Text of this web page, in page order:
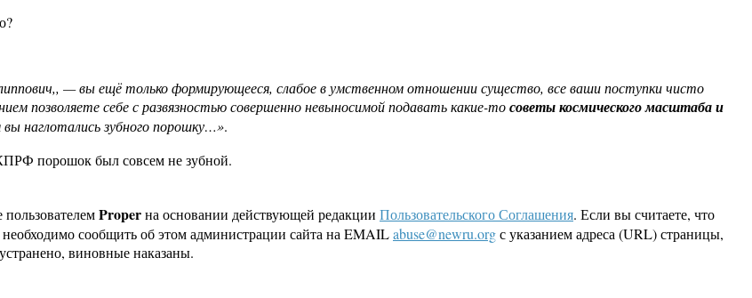
— вы ещё только формирующееся, слабое в умственном отношении существо, все ваши поступки чисто
позволяете себе с развязностью совершенно невыносимой подавать какие-тосоветы космического масштаба и
наглотались зубного порошку…».
порошок был совсем не зубной.
Properна основании действующей редакции Пользовательского Соглашения. Если вы считаете, что
сообщить об этом администрации сайта на EMAILabuse@newru.orgс указанием адреса (URL) страницы,
виновные наказаны.